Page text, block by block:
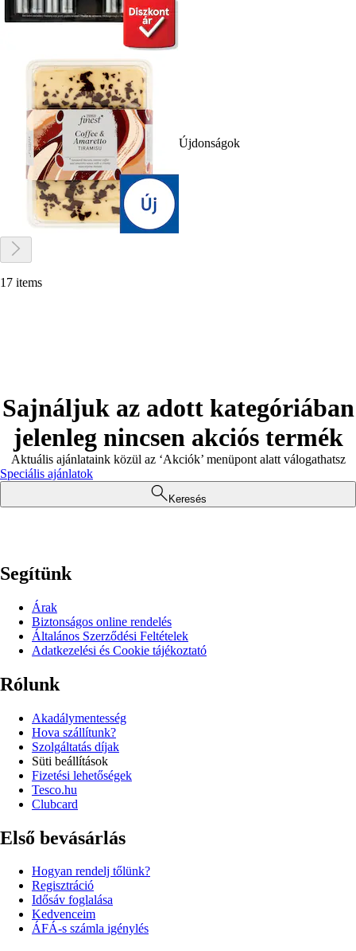
Újdonságok
17 items
Sajnáljuk az adott kategóriában
jelenleg nincsen akciós termék
Aktuális ajánlataink közül az ‘Akciók’ menüpont alatt válogathatsz
Speciális ajánlatok
Keresés
Segítünk
Árak
Biztonságos online rendelés
Általános Szerződési Feltételek
Adatkezelési és Cookie tájékoztató
Rólunk
Akadálymentesség
Hova szállítunk?
Szolgáltatás díjak
Süti beállítások
Fizetési lehetőségek
Tesco.hu
Clubcard
Első bevásárlás
Hogyan rendelj tőlünk?
Regisztráció
Idősáv foglalása
Kedvenceim
ÁFÁ-s számla igénylés